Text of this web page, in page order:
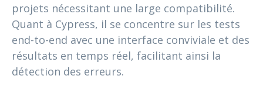
projets nécessitant une large compatibilité.
Quant à Cypress, il se concentre sur les tests
end-to-end avec une interface conviviale et des
résultats en temps réel, facilitant ainsi la
détection des erreurs.